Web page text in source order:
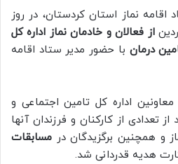
نماز استان کردستان، در روز
از فعالان و خادمان نماز اداره کل
درمان با حضور مدیر ستاد اقامه
اداره کل تامین اجتماعی و
تعدادی از کارکنان و فرزندان آنها
و همچنین برگزیدگان در مسابقات
هدیه قدردانی شد.